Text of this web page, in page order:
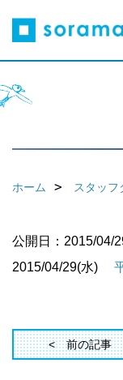
ホーム スタッフ
公開日：2015/04/
2015/04/29(水)
前の記事